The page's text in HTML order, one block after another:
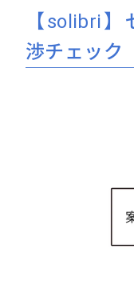
【solibri
渉チェック